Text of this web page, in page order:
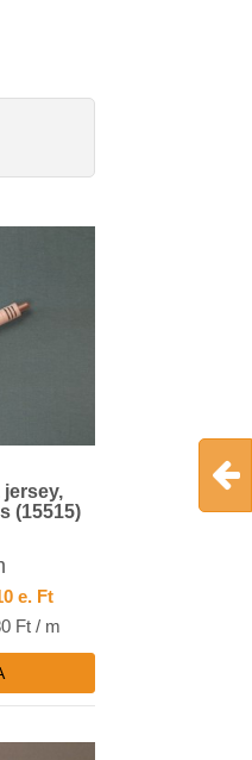
jersey,
(15515)
e. Ft
Ft / m